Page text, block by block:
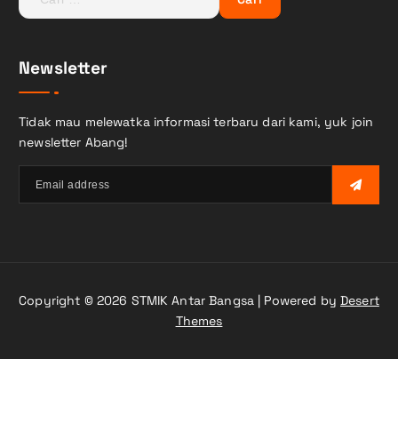
a
u
n
Newsletter
Tidak mau melewatka informasi terbaru dari kami, yuk join
newsletter Abang!
Copyright © 2026 STMIK Antar Bangsa | Powered byDesert
Themes